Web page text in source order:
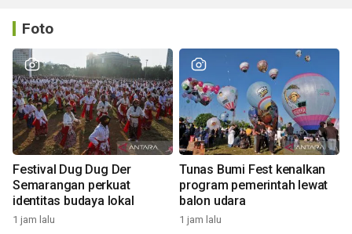
Foto
Festival Dug Dug Der
Semarangan perkuat
identitas budaya lokal
1 jam lalu
Tunas Bumi Fest kenalkan
program pemerintah lewat
balon udara
1 jam lalu